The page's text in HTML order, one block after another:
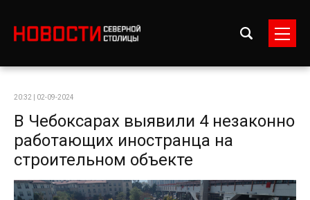
20:32 | 02-09-2024
В Чебоксарах выявили 4 незаконно
работающих иностранца на
строительном объекте